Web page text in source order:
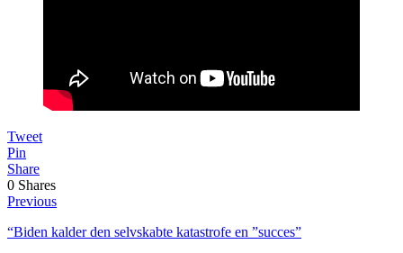
Tweet
Pin
Share
0 Shares
Previous
“Biden kalder den selvskabte katastrofe en ”succes”